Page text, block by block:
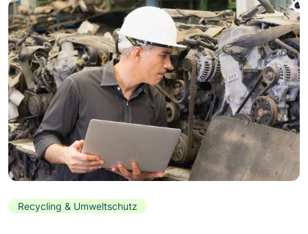
Recycling & Umweltschutz